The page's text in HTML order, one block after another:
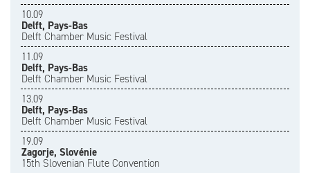
10.09
Delft, Pays-Bas
Delft Chamber Music Festival
11.09
Delft, Pays-Bas
Delft Chamber Music Festival
13.09
Delft, Pays-Bas
Delft Chamber Music Festival
19.09
Zagorje, Slovénie
15th Slovenian Flute Convention